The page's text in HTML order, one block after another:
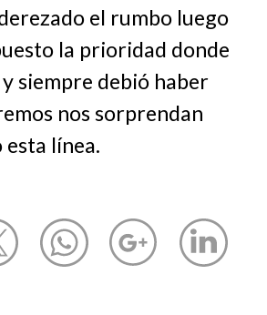
el rumbo luego
la prioridad donde
siempre debió haber
nos sorprendan
línea.